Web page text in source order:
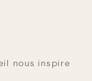
nous inspire